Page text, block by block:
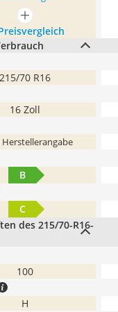
mehr anzeigen
215/70 R16
16 Zoll
Herstellerangabe
B
C
des 215/70-R16-
100
H